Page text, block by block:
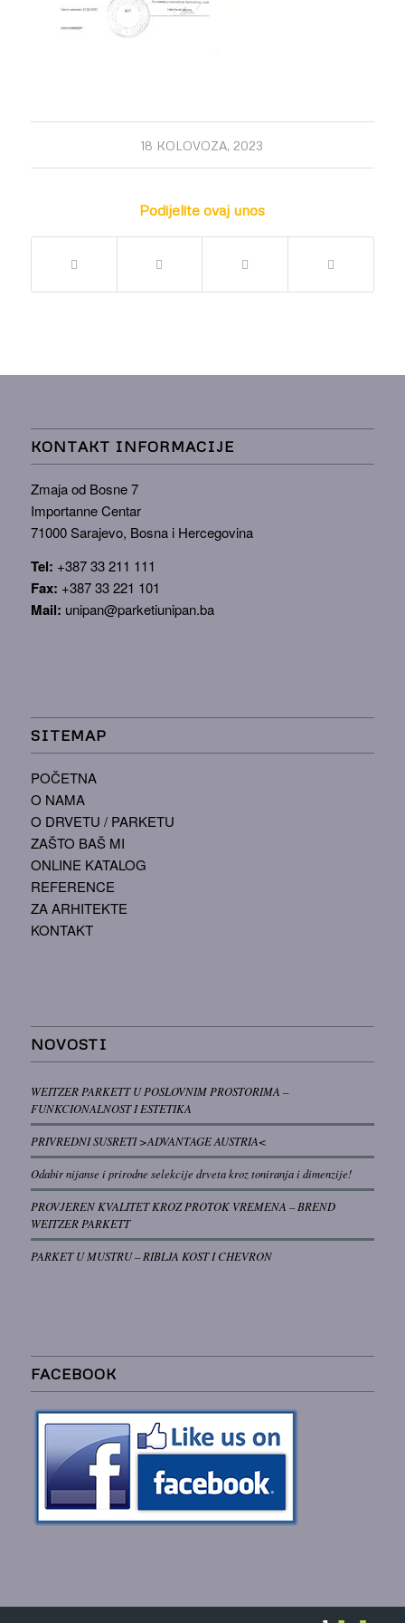
18 KOLOVOZA, 2023
Podijelite ovaj unos
KONTAKT INFORMACIJE
Zmaja od Bosne 7
Importanne Centar
71000 Sarajevo, Bosna i Hercegovina
Tel: +387 33 211 111
Fax: +387 33 221 101
Mail: unipan@parketiunipan.ba
SITEMAP
POČETNA
O NAMA
O DRVETU / PARKETU
ZAŠTO BAŠ MI
ONLINE KATALOG
REFERENCE
ZA ARHITEKTE
KONTAKT
NOVOSTI
WEITZER PARKETT U POSLOVNIM PROSTORIMA –
FUNKCIONALNOST I ESTETIKA
PRIVREDNI SUSRETI >ADVANTAGE AUSTRIA<
Odabir nijanse i prirodne selekcije drveta kroz toniranja i dimenzije!
PROVJEREN KVALITET KROZ PROTOK VREMENA – BREND
WEITZER PARKETT
PARKET U MUSTRU – RIBLJA KOST I CHEVRON
FACEBOOK